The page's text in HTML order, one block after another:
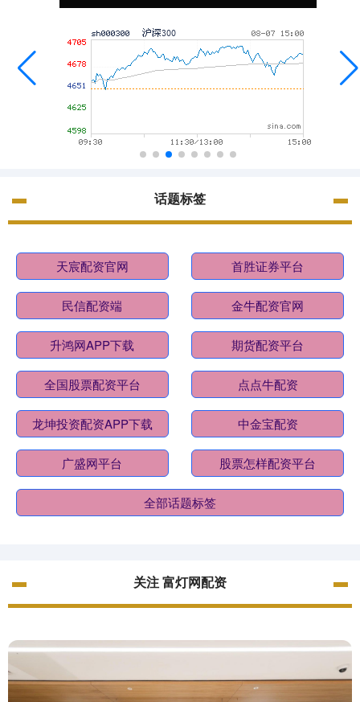
话题标签
天宸配资官网 首胜证券平台
民信配资端 金牛配资官网
升鸿网APP下载 期货配资平台
全国股票配资平台 点点牛配资
龙坤投资配资APP下载 中金宝配资
广盛网平台 股票怎样配资平台
全部话题标签
关注 富灯网配资